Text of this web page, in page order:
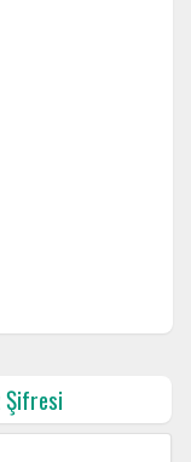
Şifresi